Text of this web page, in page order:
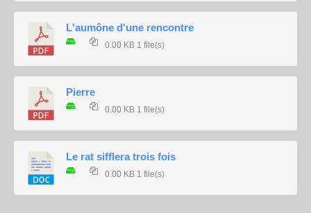
L'aumône d'une rencontre
0.00 KB 1 file(s)
Pierre
0.00 KB 1 file(s)
Le rat sifflera trois fois
0.00 KB 1 file(s)